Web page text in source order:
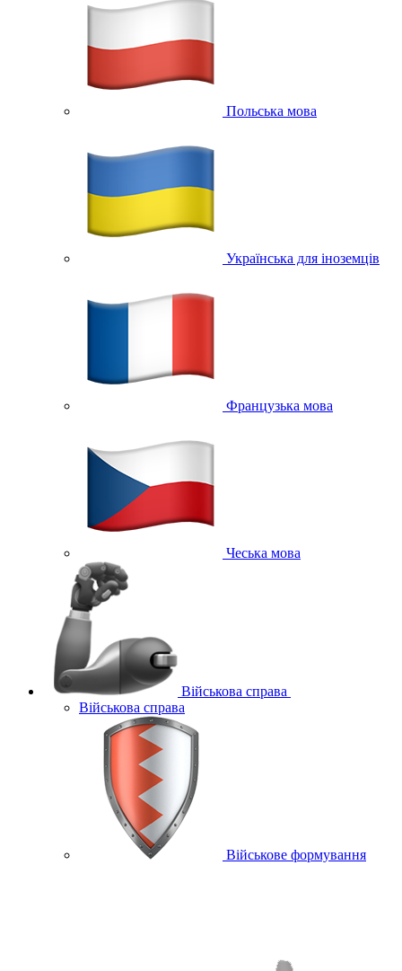
Польська мова
Українська для іноземців
Французька мова
Чеська мова
Військова справа
Військова справа
Військове формування